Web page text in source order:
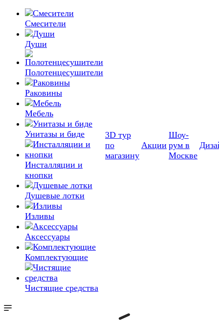
Смесители
Души
Полотенцесушители
Раковины
Мебель
Унитазы и биде
Инсталляции и
кнопки
Душевые лотки
Изливы
Аксессуары
Комплектующие
Чистящие средства
3D тур
по
магазину
Акции
Шоу-
рум в
Москве